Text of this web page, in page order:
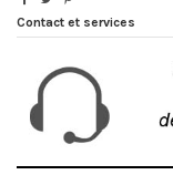
Contact et services